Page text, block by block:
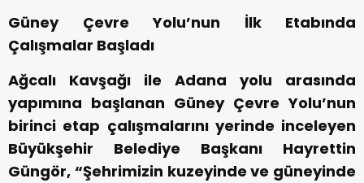
Güney Çevre Yolu’nun İlk Etabında
Çalışmalar Başladı
Ağcalı Kavşağı ile Adana yolu arasında
yapımına başlanan Güney Çevre Yolu’nun
birinci etap çalışmalarını yerinde inceleyen
Büyükşehir Belediye Başkanı Hayrettin
Güngör, “Şehrimizin kuzeyinde ve güneyinde